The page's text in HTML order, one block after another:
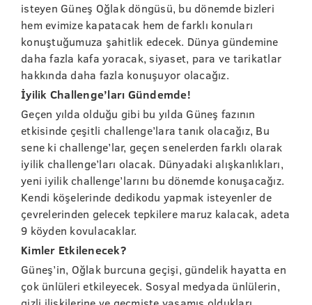
isteyen Güneş Oğlak döngüsü, bu dönemde bizleri
hem evimize kapatacak hem de farklı konuları
konuştuğumuza şahitlik edecek. Dünya gündemine
daha fazla kafa yoracak, siyaset, para ve tarikatlar
hakkında daha fazla konuşuyor olacağız.
İyilik Challenge’ları Gündemde!
Geçen yılda olduğu gibi bu yılda Güneş fazının
etkisinde çeşitli challenge’lara tanık olacağız, Bu
sene ki challenge’lar, geçen senelerden farklı olarak
iyilik challenge’ları olacak. Dünyadaki alışkanlıkları,
yeni iyilik challenge’larını bu dönemde konuşacağız.
Kendi köşelerinde dedikodu yapmak isteyenler de
çevrelerinden gelecek tepkilere maruz kalacak, adeta
9 köyden kovulacaklar.
Kimler Etkilenecek?
Güneş’in, Oğlak burcuna geçişi, gündelik hayatta en
çok ünlüleri etkileyecek. Sosyal medyada ünlülerin,